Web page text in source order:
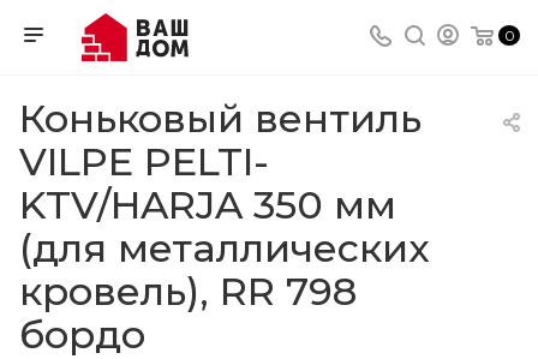
0
Коньковый вентиль
VILPE PELTI-
KTV/HARJA 350 мм
(для металлических
кровель), RR 798
бордо